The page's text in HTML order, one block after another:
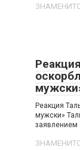
Реакция
мужски»
заявлением